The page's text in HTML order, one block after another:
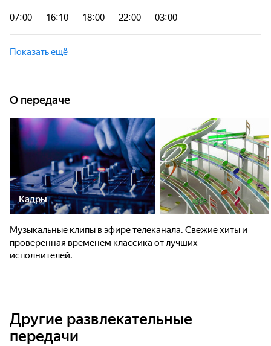
07:00 16:10 18:00 22:00 03:00
Показать ещё
О передаче
Кадры
Музыкальные клипы в эфире телеканала. Свежие хиты и
проверенная временем классика от лучших
исполнителей.
Другие развлекательные
передачи